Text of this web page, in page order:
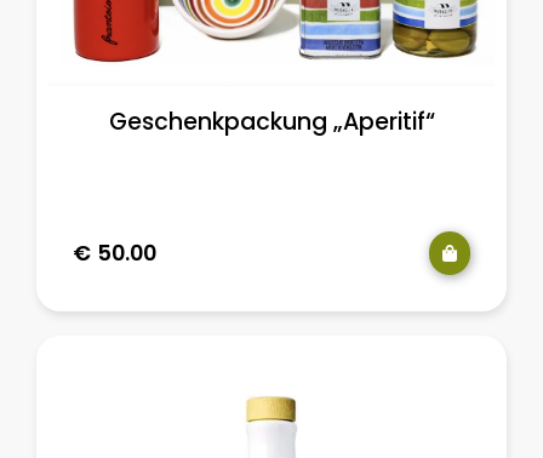
Geschenkpackung „Aperitif“
€ 50.00